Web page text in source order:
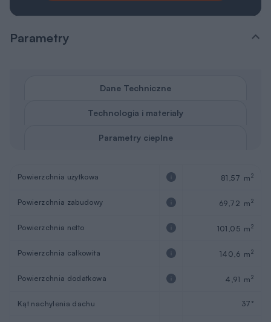
Parametry
Dane Techniczne
Technologia i materiały
Parametry cieplne
Powierzchnia użytkowa 81,57 m2
Powierzchnia zabudowy 69,72 m2
Powierzchnia netto 101,05 m2
Powierzchnia całkowita 140,6 m2
Powierzchnia dodatkowa 4,91 m2
Kąt nachylenia dachu 37°